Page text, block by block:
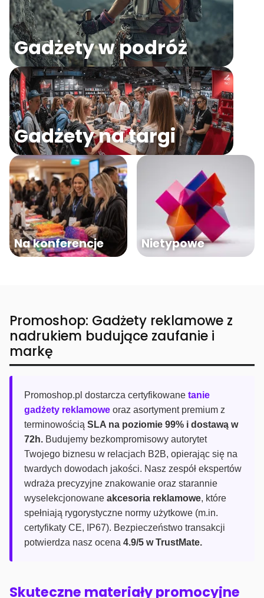
Gadżety w podróż
Gadżety na targi
Na konferencje Nietypowe
Promoshop: Gadżety reklamowe z
nadrukiem budujące zaufanie i
markę
Promoshop.pl dostarcza certyfikowane tanie
gadżety reklamowe oraz asortyment premium z
terminowością SLA na poziomie 99% i dostawą w
72h. Budujemy bezkompromisowy autorytet
Twojego biznesu w relacjach B2B, opierając się na
twardych dowodach jakości. Nasz zespół ekspertów
wdraża precyzyjne znakowanie oraz starannie
wyselekcjonowane akcesoria reklamowe, które
spełniają rygorystyczne normy użytkowe (m.in.
certyfikaty CE, IP67). Bezpieczeństwo transakcji
potwierdza nasz ocena 4.9/5 w TrustMate.
Skuteczne materiały promocyjne